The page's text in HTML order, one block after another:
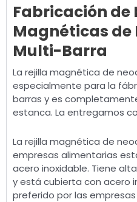
Fabricación de
Magnéticas de
Multi-Barra
La rejilla magnética de
especialmente para la
barras y es
estanca. La entregamos
La rejilla magnética de
empresas alimentarias
acero inoxidable. Tiene
y está cubierta con acero
preferido por las